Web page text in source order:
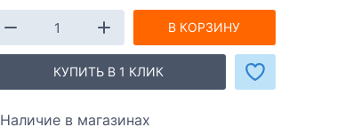
В КОРЗИНУ
КУПИТЬ В 1 КЛИК
Наличие в магазинах